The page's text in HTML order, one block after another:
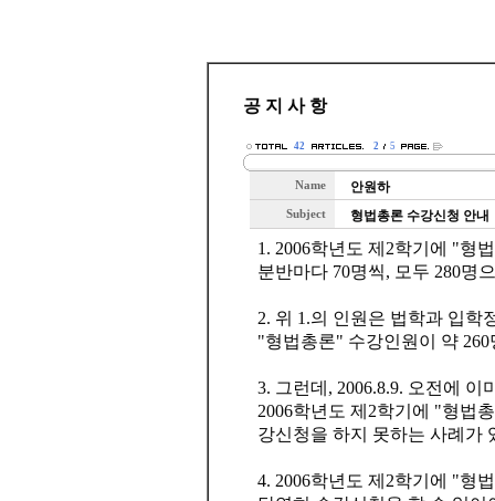
공 지 사 항
42 2 5
Name 안원하
Subject 형법총론 수강신청 안내
1. 2006학년도 제2학기에 "형
분반마다 70명씩, 모두 280명
2. 위 1.의 인원은 법학과 입학
"형법총론" 수강인원이 약
3. 그런데, 2006.8.9. 오전에
2006학년도 제2학기에 "형법
강신청을 하지 못하는 사례가
4. 2006학년도 제2학기에 "형